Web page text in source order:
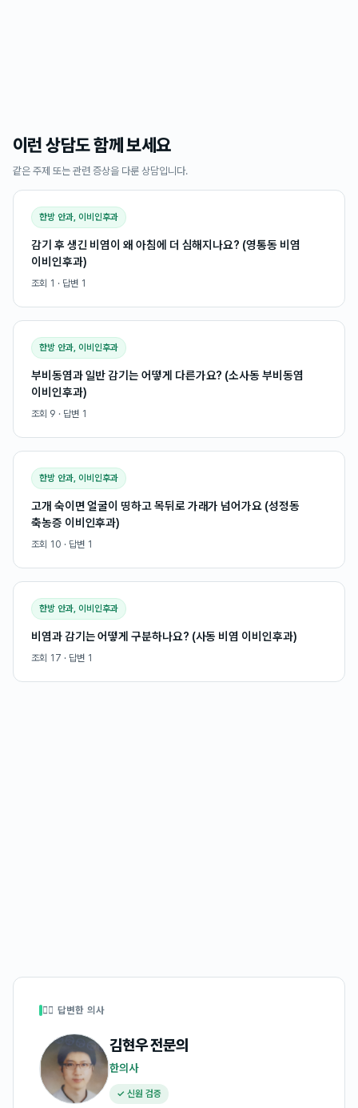
이런 상담도 함께 보세요
같은 주제 또는 관련 증상을 다룬 상담입니다.
한방 안과, 이비인후과
감기 후 생긴 비염이 왜 아침에 더 심해지나요? (영통동 비염
이비인후과)
조회 1 · 답변 1
한방 안과, 이비인후과
부비동염과 일반 감기는 어떻게 다른가요? (소사동 부비동염
이비인후과)
조회 9 · 답변 1
한방 안과, 이비인후과
고개 숙이면 얼굴이 띵하고 목뒤로 가래가 넘어가요 (성정동
축농증 이비인후과)
조회 10 · 답변 1
한방 안과, 이비인후과
비염과 감기는 어떻게 구분하나요? (사동 비염 이비인후과)
조회 17 · 답변 1
👩‍⚕️ 답변한 의사
김현우전문의
한의사
✓ 신원 검증